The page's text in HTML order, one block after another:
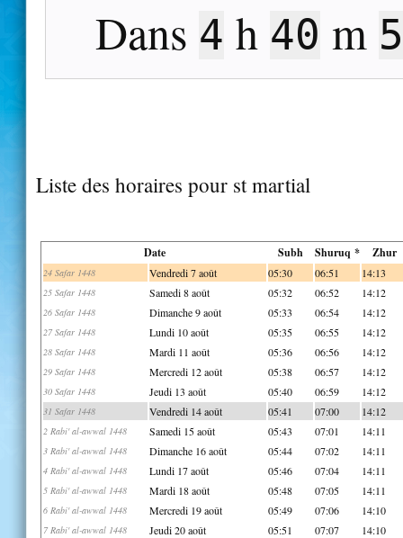
Dans 4 h 40 m
Liste des horaires pour st martial
Date Subh Shuruq * Zhur
24 Safar 1448 Vendredi 7 août 05:30 06:51 14:13
25 Safar 1448 Samedi 8 août 05:32 06:52 14:12
26 Safar 1448 Dimanche 9 août 05:33 06:54 14:12
27 Safar 1448 Lundi 10 août 05:35 06:55 14:12
28 Safar 1448 Mardi 11 août 05:36 06:56 14:12
29 Safar 1448 Mercredi 12 août 05:38 06:57 14:12
30 Safar 1448 Jeudi 13 août 05:40 06:59 14:12
31 Safar 1448 Vendredi 14 août 05:41 07:00 14:12
2 Rabi' al-awwal 1448 Samedi 15 août 05:43 07:01 14:11
3 Rabi' al-awwal 1448 Dimanche 16 août 05:44 07:02 14:11
4 Rabi' al-awwal 1448 Lundi 17 août 05:46 07:04 14:11
5 Rabi' al-awwal 1448 Mardi 18 août 05:48 07:05 14:11
6 Rabi' al-awwal 1448 Mercredi 19 août 05:49 07:06 14:10
7 Rabi' al-awwal 1448 Jeudi 20 août 05:51 07:07 14:10